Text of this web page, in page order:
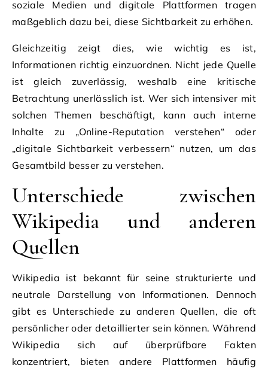
soziale Medien und digitale Plattformen tragen
maßgeblich dazu bei, diese Sichtbarkeit zu erhöhen.
Gleichzeitig zeigt dies, wie wichtig es ist,
Informationen richtig einzuordnen. Nicht jede Quelle
ist gleich zuverlässig, weshalb eine kritische
Betrachtung unerlässlich ist. Wer sich intensiver mit
solchen Themen beschäftigt, kann auch interne
Inhalte zu „Online-Reputation verstehen“ oder
„digitale Sichtbarkeit verbessern“ nutzen, um das
Gesamtbild besser zu verstehen.
Unterschiede zwischen
Wikipedia und anderen
Quellen
Wikipedia ist bekannt für seine strukturierte und
neutrale Darstellung von Informationen. Dennoch
gibt es Unterschiede zu anderen Quellen, die oft
persönlicher oder detaillierter sein können. Während
Wikipedia sich auf überprüfbare Fakten
konzentriert, bieten andere Plattformen häufig